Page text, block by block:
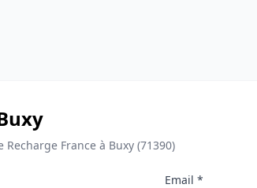
France à Buxy (71390)
Email *